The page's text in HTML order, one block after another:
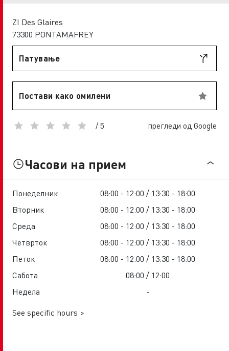
ZI Des Glaires
73300 PONTAMAFREY
Патување
Постави како омилени
/ 5 прегледи од Google
Часови на прием
Понеделник
08:00 - 12:00 / 13:30 - 18:00
Вторник
08:00 - 12:00 / 13:30 - 18:00
Среда
08:00 - 12:00 / 13:30 - 18:00
Четврток
08:00 - 12:00 / 13:30 - 18:00
Петок
08:00 - 12:00 / 13:30 - 18:00
Сабота
08:00 / 12:00
Недела
-
See specific hours >